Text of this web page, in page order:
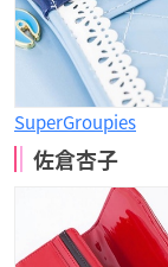
SuperGroupies
佐倉杏子